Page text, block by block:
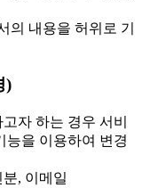
의 내용을 허위로 기
)
자 하는 경우 서비
능을 이용하여 변경
, 이메일